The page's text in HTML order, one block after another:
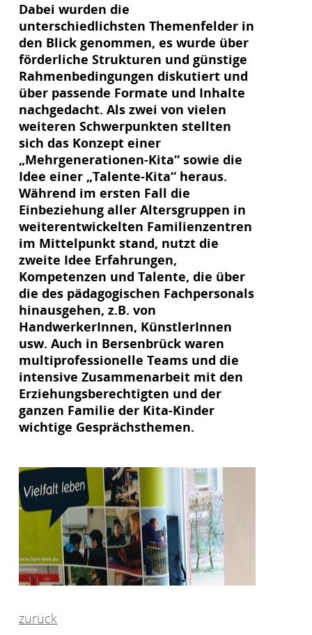
Dabei wurden die
unterschiedlichsten Themenfelder in
den Blick genommen, es wurde über
förderliche Strukturen und günstige
Rahmenbedingungen diskutiert und
über passende Formate und Inhalte
nachgedacht. Als zwei von vielen
weiteren Schwerpunkten stellten
sich das Konzept einer
„Mehrgenerationen-Kita“ sowie die
Idee einer „Talente-Kita“ heraus.
Während im ersten Fall die
Einbeziehung aller Altersgruppen in
weiterentwickelten Familienzentren
im Mittelpunkt stand, nutzt die
zweite Idee Erfahrungen,
Kompetenzen und Talente, die über
die des pädagogischen Fachpersonals
hinausgehen, z.B. von
HandwerkerInnen, KünstlerInnen
usw. Auch in Bersenbrück waren
multiprofessionelle Teams und die
intensive Zusammenarbeit mit den
Erziehungsberechtigten und der
ganzen Familie der Kita-Kinder
wichtige Gesprächsthemen.
zurück